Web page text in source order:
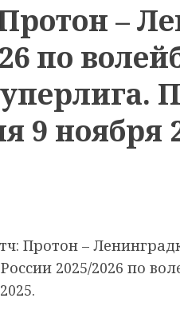
–
по
9 ноября
Протон –
2025/2026 по